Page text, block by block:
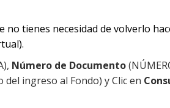
no tienes necesidad de volverlo
Número de Documento
ingreso al Fondo) y Clic en